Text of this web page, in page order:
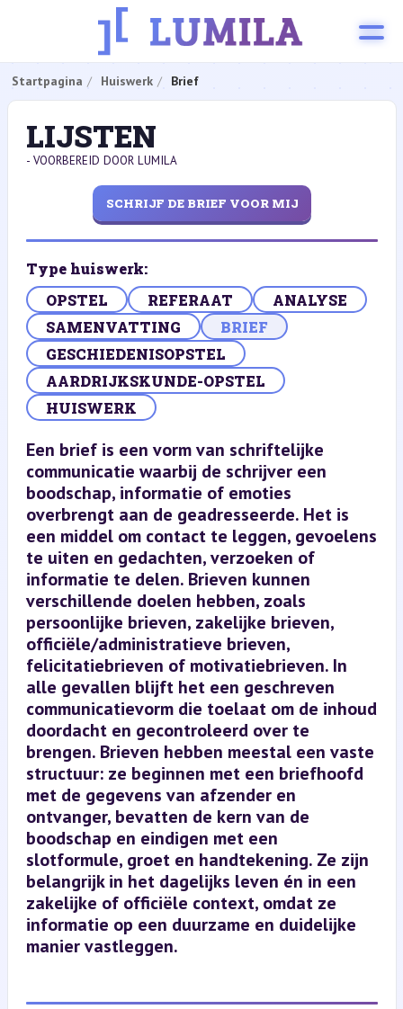
Startpagina Huiswerk Brief
LIJSTEN
- VOORBEREID DOOR LUMILA
SCHRIJF DE BRIEF VOOR MIJ
Type huiswerk:
OPSTEL
REFERAAT
ANALYSE
SAMENVATTING
BRIEF
GESCHIEDENISOPSTEL
AARDRIJKSKUNDE-OPSTEL
HUISWERK
Een brief is een vorm van schriftelijke
communicatie waarbij de schrijver een
boodschap, informatie of emoties
overbrengt aan de geadresseerde. Het is
een middel om contact te leggen, gevoelens
te uiten en gedachten, verzoeken of
informatie te delen. Brieven kunnen
verschillende doelen hebben, zoals
persoonlijke brieven, zakelijke brieven,
officiële/administratieve brieven,
felicitatiebrieven of motivatiebrieven. In
alle gevallen blijft het een geschreven
communicatievorm die toelaat om de inhoud
doordacht en gecontroleerd over te
brengen. Brieven hebben meestal een vaste
structuur: ze beginnen met een briefhoofd
met de gegevens van afzender en
ontvanger, bevatten de kern van de
boodschap en eindigen met een
slotformule, groet en handtekening. Ze zijn
belangrijk in het dagelijks leven én in een
zakelijke of officiële context, omdat ze
informatie op een duurzame en duidelijke
manier vastleggen.